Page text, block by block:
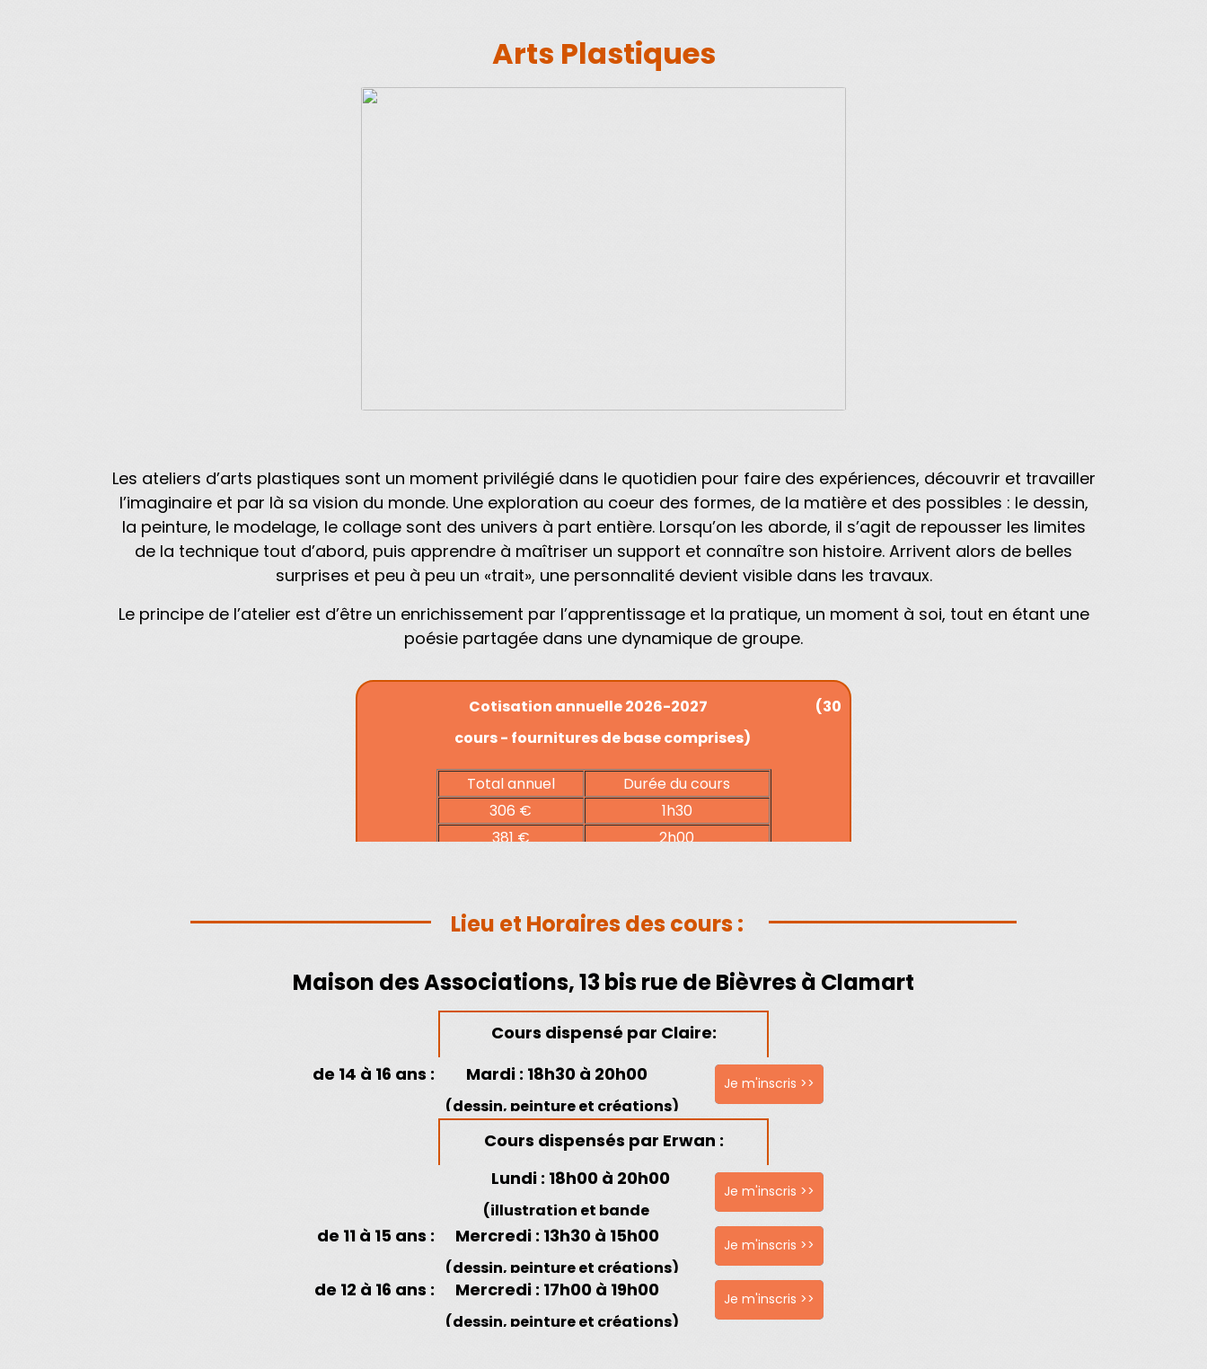
Arts Plastiques
Les ateliers d’arts plastiques sont un moment privilégié dans le quotidien pour faire des expériences, découvrir et travailler
l’imaginaire et par là sa vision du monde. Une exploration au coeur des formes, de la matière et des possibles : le dessin,
la peinture, le modelage, le collage sont des univers à part entière. Lorsqu’on les aborde, il s’agit de repousser les limites
de la technique tout d’abord, puis apprendre à maîtriser un support et connaître son histoire. Arrivent alors de belles
surprises et peu à peu un «trait», une personnalité devient visible dans les travaux.
Le principe de l’atelier est d’être un enrichissement par l’apprentissage et la pratique, un moment à soi, tout en étant une
poésie partagée dans une dynamique de groupe.
Cotisation annuelle 2026-2027 (30
cours - fournitures de base comprises)
Total annuel
Durée du cours
306 €
1h30
381 €
2h00
Lieu et Horaires des cours :
Maison des Associations, 13 bis rue de Bièvres à Clamart
Cours dispensé par Claire:
de 14 à 16 ans :
Mardi : 18h30 à 20h00
(dessin, peinture et créations)
Je m'inscris >>
Cours dispensés par Erwan :
Lundi : 18h00 à 20h00
(illustration et bande
dessinée)
Je m'inscris >>
de 11 à 15 ans : Mercredi: 13h30 à 15h00
(dessin, peinture et créations)
Je m'inscris >>
de 12 à 16 ans : Mercredi: 17h00 à 19h00
(dessin, peinture et créations)
Je m'inscris >>